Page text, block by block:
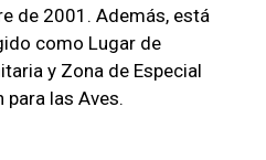
de 2001. Además, está
como Lugar de
y Zona de Especial
para las Aves.